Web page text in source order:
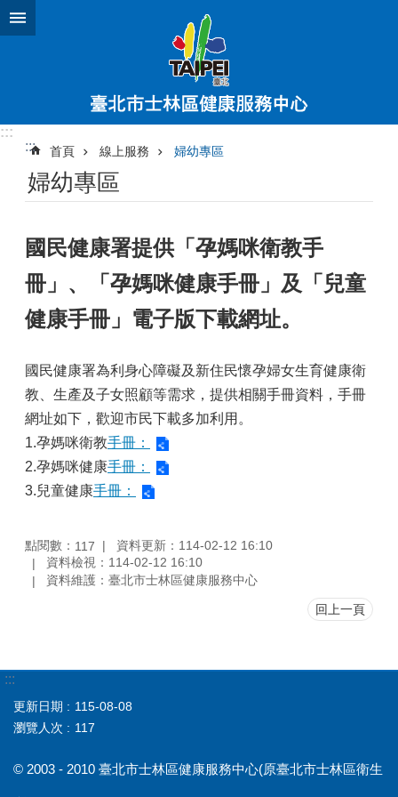
跳到主要內容區塊
:::
:::
首頁 線上服務 婦幼專區
婦幼專區
國民健康署提供「孕媽咪衛教手
冊」、「孕媽咪健康手冊」及「兒童
健康手冊」電子版下載網址。
國民健康署為利身心障礙及新住民懷孕婦女生育健康衛
教、生產及子女照顧等需求，提供相關手冊資料，手冊
網址如下，歡迎市民下載多加利用。
1.孕媽咪衛教手冊：
2.孕媽咪健康手冊：
3.兒童健康手冊：
點閱數： 117
資料更新：114-02-12 16:10
資料檢視：114-02-12 16:10
資料維護：臺北市士林區健康服務中心
回上一頁
:::
更新日期
115-08-08
瀏覽人次
117
© 2003 - 2010 臺北市士林區健康服務中心(原臺北市士林區衛生